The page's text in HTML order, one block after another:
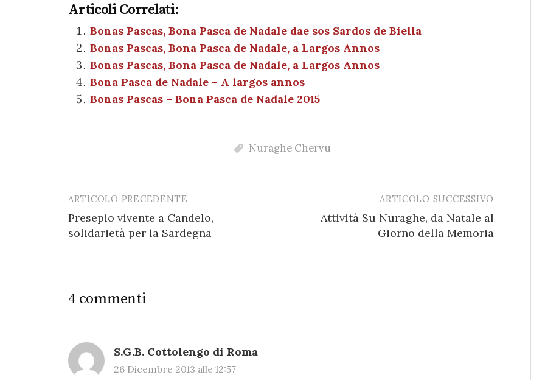
c
e
b
o
o
it
te
r
er
es
t
s
A
p
p
n
g
er
gr
a
m
e
dI
n
k
et
l di
vi
di
Articoli Correlati:
Bonas Pascas, Bona Pasca de Nadale dae sos Sardos de Biella
Bonas Pascas, Bona Pasca de Nadale, a Largos Annos
Bonas Pascas, Bona Pasca de Nadale, a Largos Annos
Bona Pasca de Nadale – A largos annos
Bonas Pascas – Bona Pasca de Nadale 2015
Nuraghe Chervu
Post
navigation
ARTICOLO PRECEDENTE
Presepio vivente a Candelo,
solidarietà per la Sardegna
ARTICOLO SUCCESSIVO
Attività Su Nuraghe, da Natale al
Giorno della Memoria
4 commenti
S.G.B. Cottolengo di Roma
26 Dicembre 2013 alle 12:57